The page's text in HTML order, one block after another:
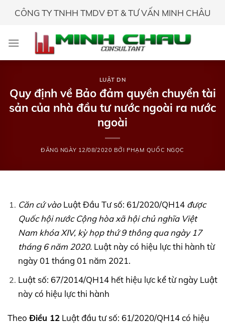
CÔNG TY TNHH TMDV ĐT & TƯ VẤN MINH CHÂU
LUẬT DN
Quy định về Bảo đảm quyền chuyển tài
sản của nhà đầu tư nước ngoài ra nước
ngoài
ĐĂNG NGÀY 12/08/2020 BỞI PHẠM QUỐC NGỌC
Căn cứ vào Luật Đầu Tư số: 61/2020/QH14 được
Quốc hội nước Cộng hòa xã hội chủ nghĩa Việt
Nam khóaXIV, kỳ họp thứ 9 thông qua ngày 17
tháng 6 năm 2020.Luật này có hiệu lực thi hành từ
ngày 01 tháng 01 năm 2021.
Luật số: 67/2014/QH14 hết hiệu lực kể từ ngày Luật
này có hiệu lực thi hành
Theo Điều 12 Luật đầu tư số: 61/2020/QH14 có hiệu